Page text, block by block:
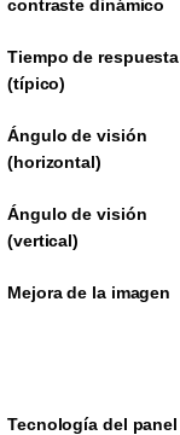
contraste dinámico
Tiempo de respuesta
(típico)
Ángulo de visión
(horizontal)
Ángulo de visión
(vertical)
Mejora de la imagen
Tecnología del panel